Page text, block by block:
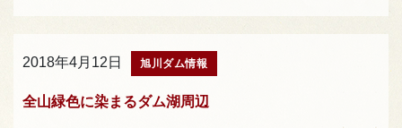
2018年4月12日 旭川ダム情報
全山緑色に染まるダム湖周辺